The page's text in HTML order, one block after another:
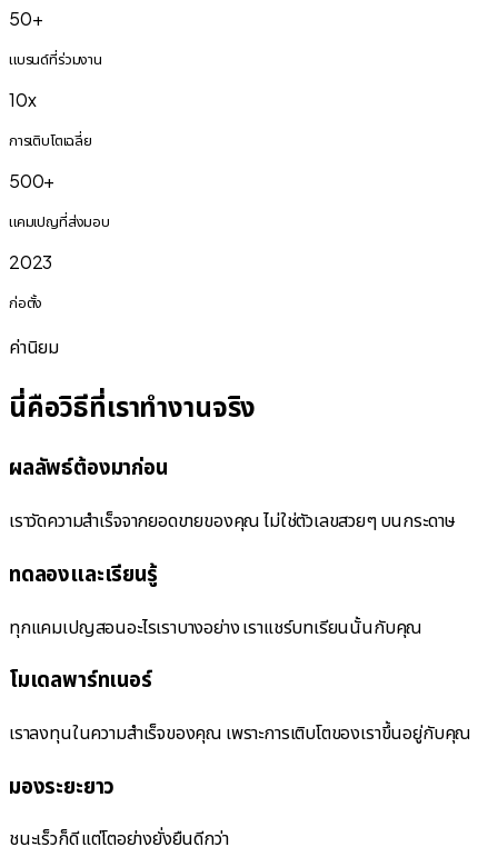
50+
แบรนด์ที่ร่วมงาน
10x
การเติบโตเฉลี่ย
500+
แคมเปญที่ส่งมอบ
2023
ก่อตั้ง
ค่านิยม
นี่คือวิธีที่เราทำงานจริง
ผลลัพธ์ต้องมาก่อน
เราวัดความสำเร็จจากยอดขายของคุณ ไม่ใช่ตัวเลขสวยๆ บนกระดาษ
ทดลองและเรียนรู้
ทุกแคมเปญสอนอะไรเราบางอย่าง เราแชร์บทเรียนนั้นกับคุณ
โมเดลพาร์ทเนอร์
เราลงทุนในความสำเร็จของคุณ เพราะการเติบโตของเราขึ้นอยู่กับคุณ
มองระยะยาว
ชนะเร็วก็ดี แต่โตอย่างยั่งยืนดีกว่า